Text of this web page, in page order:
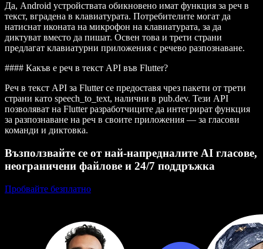
Да, Android устройствата обикновено имат функция за реч в
текст, вградена в клавиатурата. Потребителите могат да
натиснат иконата на микрофон на клавиатурата, за да
диктуват вместо да пишат. Освен това и трети страни
предлагат клавиатурни приложения с речево разпознаване.
#### Какъв е реч в текст API във Flutter?
Реч в текст API за Flutter се предоставя чрез пакети от трети
страни като speech_to_text, налични в pub.dev. Тези API
позволяват на Flutter разработчиците да интегрират функция
за разпознаване на реч в своите приложения — за гласови
команди и диктовка.
Възползвайте се от най-напредналите AI гласове,
неограничени файлове и 24/7 поддръжка
Пробвайте безплатно